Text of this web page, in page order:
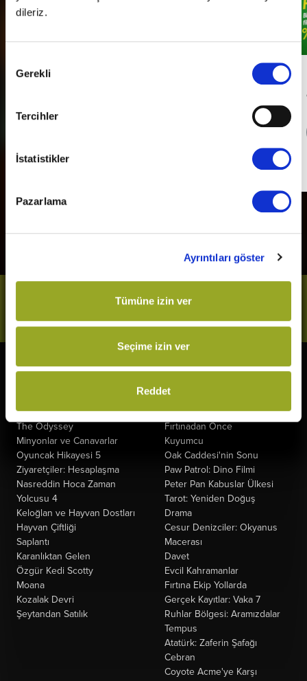
dileriz.
Seçimi
Gerekli
Tercihler
İstatistikler
Pazarlama
Ayrıntıları göster
Tümüne izin ver
Seçime izin ver
Reddet
Her Pazartesi Halk Günü!
Bizi Takip Et
Gün
The Odyssey
Minyonlar ve Canavarlar
Oyuncak Hikayesi 5
Ziyaretçiler: Hesaplaşma
Nasreddin Hoca Zaman
Yolcusu 4
Keloğlan ve Hayvan Dostları
Hayvan Çiftliği
Saplantı
Karanlıktan Gelen
Özgür Kedi Scotty
Moana
Kozalak Devri
Şeytandan Satılık
Kurtuluş Projesi
Derin Dehşet
Fırtınadan Önce
Kuyumcu
Oak Caddesi'nin Sonu
Paw Patrol: Dino Filmi
Peter Pan Kabuslar Ülkesi
Tarot: Yeniden Doğuş
Drama
Cesur Denizciler: Okyanus
Macerası
Davet
Evcil Kahramanlar
Fırtına Ekip Yollarda
Gerçek Kayıtlar: Vaka 7
Ruhlar Bölgesi: Aramızdalar
Tempus
Atatürk: Zaferin Şafağı
Cebran
Coyote Acme'ye Karşı